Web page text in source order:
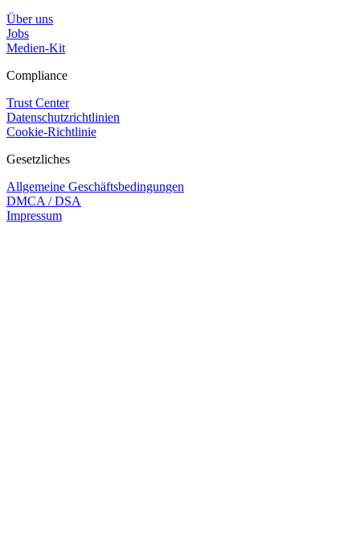
Über uns
Jobs
Medien-Kit
Compliance
Trust Center
Datenschutzrichtlinien
Cookie-Richtlinie
Gesetzliches
Allgemeine Geschäftsbedingungen
DMCA / DSA
Impressum